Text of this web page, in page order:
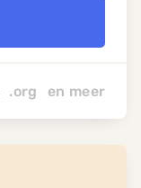
.org en meer